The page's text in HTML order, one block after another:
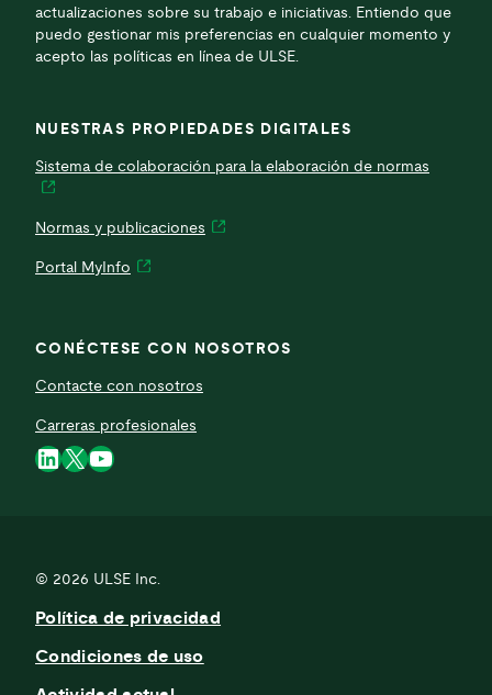
actualizaciones sobre su trabajo e iniciativas. Entiendo que
puedo gestionar mis preferencias en cualquier momento y
acepto las políticas en línea de ULSE.
NUESTRAS PROPIEDADES DIGITALES
Sistema de colaboración para la elaboración de normas
Normas y publicaciones
Portal MyInfo
CONÉCTESE CON NOSOTROS
Contacte con nosotros
Carreras profesionales
LinkedIn
X YouTube
© 2026 ULSE Inc.
Política de privacidad
Condiciones de uso